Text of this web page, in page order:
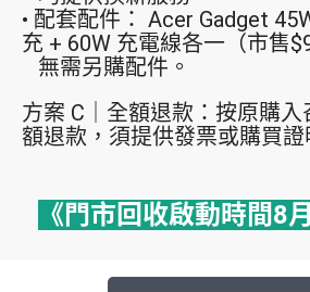
• 配套配件： Acer Gadget
充 + 60W 充電線各一（市售
無需另購配件。
方案 C｜全額退款：按原購
額退款，須提供發票或購買證
《門市回收啟動時間8